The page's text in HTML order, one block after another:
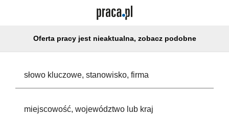
Oferta pracy jest nieaktualna, zobacz podobne